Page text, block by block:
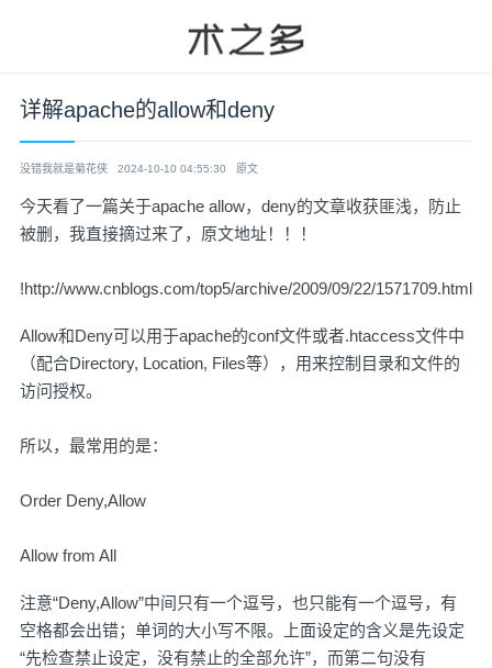
详解apache的allow和deny
没错我就是菊花侠 2024-10-10 04:55:30 原文
今天看了一篇关于apache allow，deny的文章收获匪浅，防止
被删，我直接摘过来了，原文地址！！！
!http://www.cnblogs.com/top5/archive/2009/09/22/1571709.html
Allow和Deny可以用于apache的conf文件或者.htaccess文件中
（配合Directory, Location, Files等），用来控制目录和文件的
访问授权。
所以，最常用的是：
Order Deny,Allow
Allow from All
注意“Deny,Allow”中间只有一个逗号，也只能有一个逗号，有
空格都会出错；单词的大小写不限。上面设定的含义是先设定
“先检查禁止设定，没有禁止的全部允许”，而第二句没有